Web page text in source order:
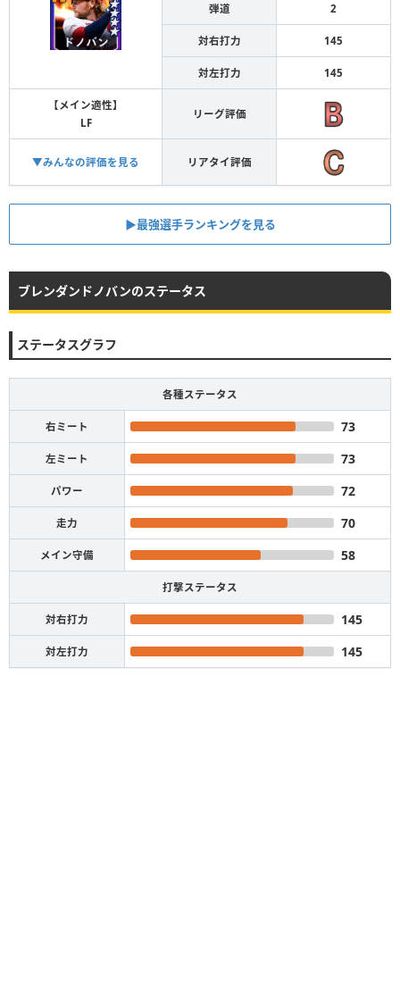
弾道 2
対右打力 145
対左打力 145
【メイン適性】
LF
リーグ評価
▼みんなの評価を見る リアタイ評価
▶︎最強選手ランキングを見る
ブレンダンドノバンのステータス
ステータスグラフ
各種ステータス
右ミート 73
左ミート 73
パワー 72
走力 70
メイン守備 58
打撃ステータス
対右打力 145
対左打力 145